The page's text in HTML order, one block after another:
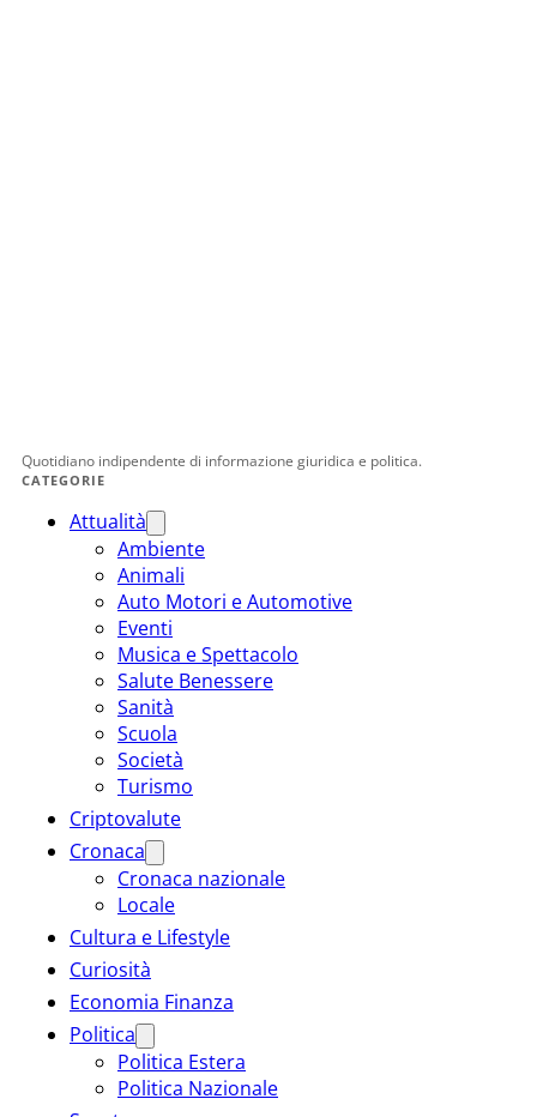
Quotidiano indipendente di informazione giuridica e politica.
CATEGORIE
Attualità
Ambiente
Animali
Auto Motori e Automotive
Eventi
Musica e Spettacolo
Salute Benessere
Sanità
Scuola
Società
Turismo
Criptovalute
Cronaca
Cronaca nazionale
Locale
Cultura e Lifestyle
Curiosità
Economia Finanza
Politica
Politica Estera
Politica Nazionale